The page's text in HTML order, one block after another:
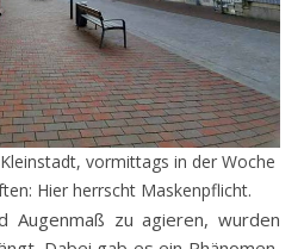
vormittags in der Woche
Hier herrscht Maskenpflicht.
Augenmaß zu agieren, wurden